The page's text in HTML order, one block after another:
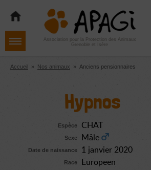
navigation
contenu
Aller
pied
de
Association pour la Protection des Animaux
Grenoble et Isère
Accueil » Nos animaux » Anciens pensionnaires
Hypnos
Espèce CHAT
Sexe Mâle
Date de naissance 1 janvier 2020
Race Europeen